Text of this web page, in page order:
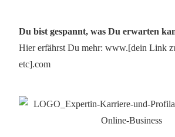
Du bist gespannt, was Du erwarten
Hier erfährst Du mehr: www.[dein Link
etc].com